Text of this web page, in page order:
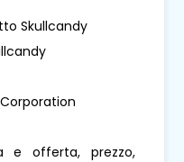
Skullcandy
e offerta, prezzo,